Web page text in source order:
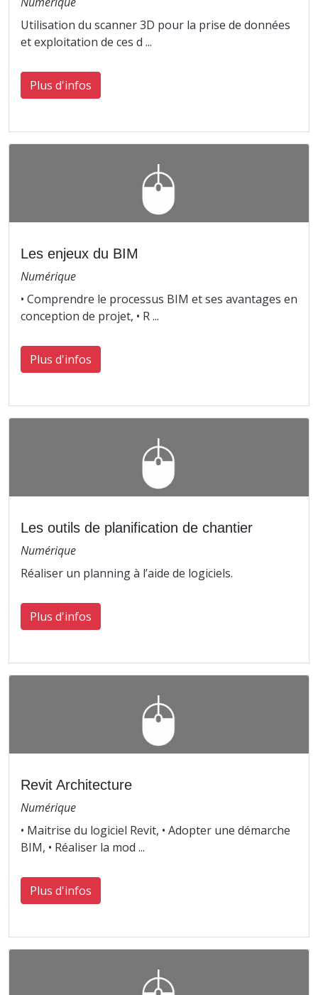
Utilisation du scanner 3D pour la prise de données
et exploitation de ces d ...
Plus d'infos
Les enjeux du BIM
Numérique
• Comprendre le processus BIM et ses avantages en
conception de projet, • R ...
Plus d'infos
Les outils de planification de chantier
Numérique
Réaliser un planning à l’aide de logiciels.
Plus d'infos
Revit Architecture
Numérique
• Maitrise du logiciel Revit, • Adopter une démarche
BIM, • Réaliser la mod ...
Plus d'infos